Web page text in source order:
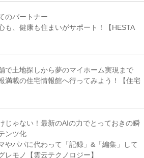
のパートナー
も、健康も住まいがサポート！【HESTA
で土地探しから夢のマイホーム実現まで
満載の住宅情報館へ行ってみよう！【住宅
じゃない！最新のAIの力でとっておきの瞬
ンツ化
やパパに代わって「記録」&「編集」して
レモノ【雲云テクノロジー】